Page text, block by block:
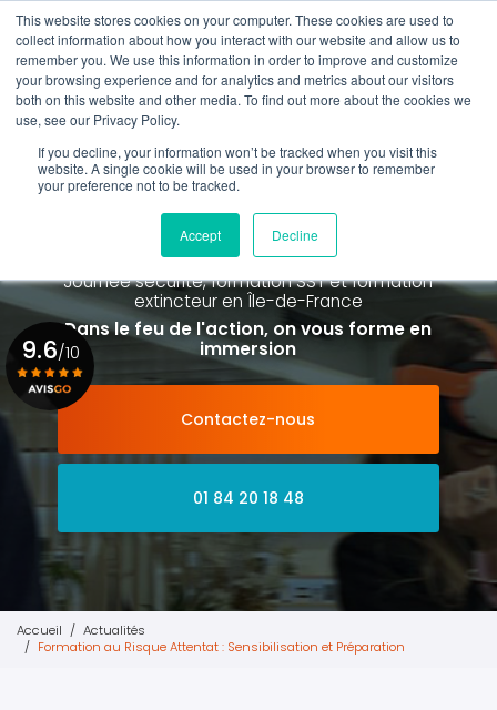
This website stores cookies on your computer. These cookies are used to
collect information about how you interact with our website and allow us to
remember you. We use this information in order to improve and customize
your browsing experience and for analytics and metrics about our visitors
both on this website and other media. To find out more about the cookies we
use, see our Privacy Policy.
If you decline, your information won’t be tracked when you visit this
website. A single cookie will be used in your browser to remember
your preference not to be tracked.
Accept Decline
Aller
au
contenu
principal
01 84 20 18 48
Rappel gratuit
Spécialiste de la formation SST et
de la Formation Incendie
à Paris La Défense depuis 2015
Journée sécurité, formation SST et formation
extincteuren Île-de-France
Dans le feu de l'action, on vous forme en
immersion
Contactez-nous
01 84 20 18 48
9.6/10
Voir le certificat
Accueil
Actualités
Formation au Risque Attentat : Sensibilisation et Préparation